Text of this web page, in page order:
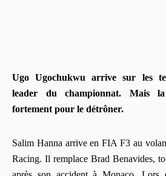
Ugo Ugochukwu arrive sur les
leader du championnat. Mais la
fortement pour le détrôner.
Salim Hanna arrive en FIA F3 au
Racing. Il remplace Brad Benavides,